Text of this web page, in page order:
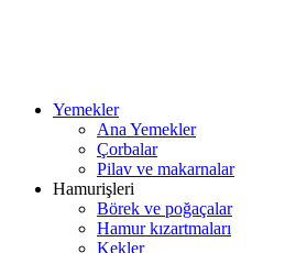
Yemekler
Ana Yemekler
Çorbalar
Pilav ve makarnalar
Hamurişleri
Börek ve poğaçalar
Hamur kızartmaları
Kekler